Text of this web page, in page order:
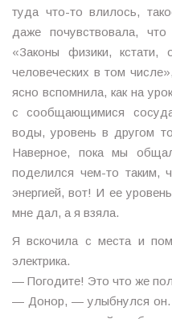
туда что-то влилось,
даже почувствовала,
«Законы физики,
человеческих в том
ясно вспомнила, как на
с сообщающимися
воды, уровень в другом
Наверное, пока мы
поделился чем-то
энергией, вот! И ее
мне дал, а я взяла.
Я вскочила с места и
электрика.
— Погодите! Это что же
— Донор, — улыбнулся он.